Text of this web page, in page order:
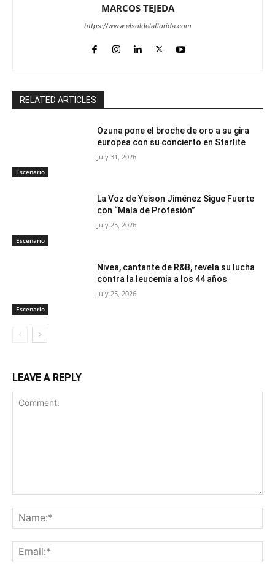
MARCOS TEJEDA
https://www.elsoldelaflorida.com
RELATED ARTICLES
Escenario
Ozuna pone el broche de oro a su gira
europea con su concierto en Starlite
July 31, 2026
Escenario
La Voz de Yeison Jiménez Sigue Fuerte
con “Mala de Profesión”
July 25, 2026
Escenario
Nivea, cantante de R&B, revela su lucha
contra la leucemia a los 44 años
July 25, 2026
LEAVE A REPLY